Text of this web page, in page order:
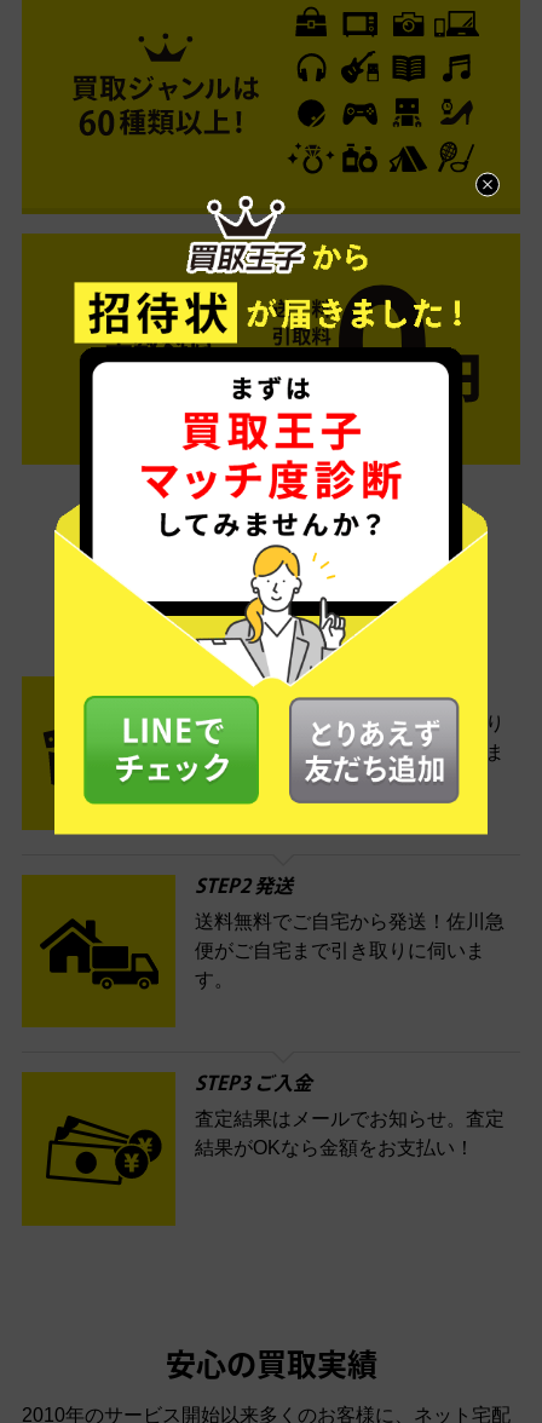
ご利用は簡単3ステップ
- FLOW -
STEP1 お申込み・梱包
ネットでお申込みしたら、箱に売り
たい商品をいろいろ詰めて梱包しま
す。
STEP2 発送
送料無料でご自宅から発送！佐川急
便がご自宅まで引き取りに伺いま
す。
STEP3 ご入金
査定結果はメールでお知らせ。査定
結果がOKなら金額をお支払い！
安心の買取実績
2010年のサービス開始以来多くのお客様に、 ネット宅配